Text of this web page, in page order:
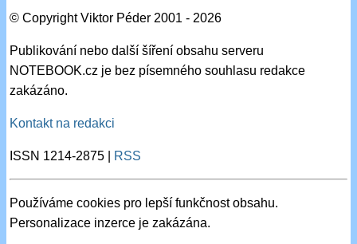
© Copyright Viktor Péder 2001 - 2026
Publikování nebo další šíření obsahu serveru
NOTEBOOK.cz je bez písemného souhlasu redakce
zakázáno.
Kontakt na redakci
ISSN 1214-2875 | RSS
Používáme cookies pro lepší funkčnost obsahu.
Personalizace inzerce je zakázána.